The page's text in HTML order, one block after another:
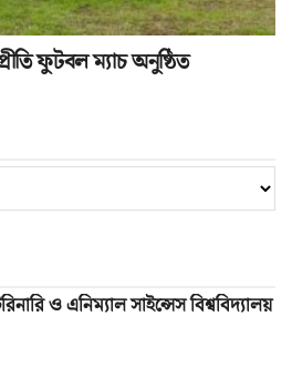
প্রীতি ফুটবল ম্যাচ অনুষ্ঠিত
ও এনিম্যাল সাইন্সেস বিশ্ববিদ্যালয়